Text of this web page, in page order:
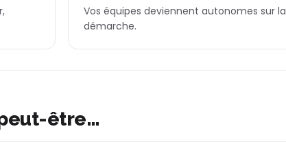
Vos équipes deviennent autonomes sur la
démarche.
être…